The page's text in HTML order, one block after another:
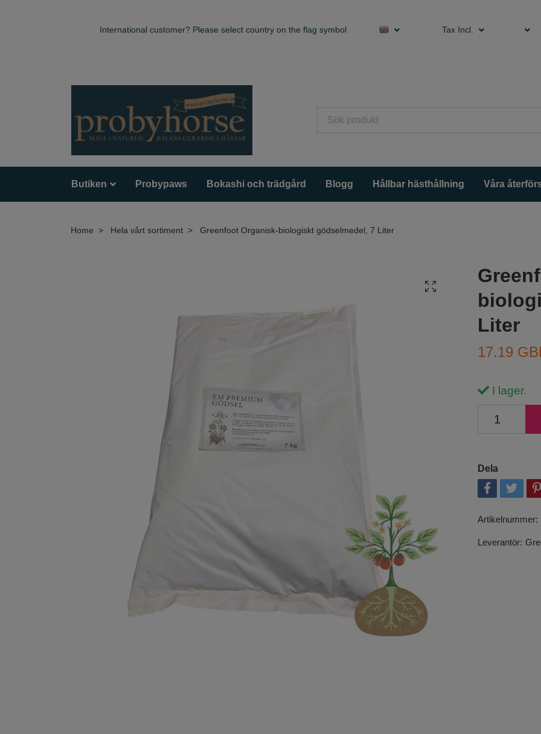
International customer? Please select country on the flag symbol Tax Incl.
Butiken Probypaws Bokashi och trädgård Blogg Hållbar hästhållning Våra
Home Hela vårt sortiment Greenfoot Organisk-biologiskt gödselmedel, 7 Liter
Liter
17.19
I lager.
Dela
Artikelnummer:
Leverantör: